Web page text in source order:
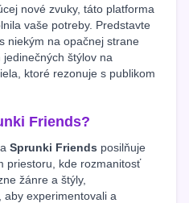
nové zvuky, táto platforma
vaše potreby. Predstavte
niekým na opačnej strane
štýlov na
ktoré rezonuje s publikom
Friends?
Sprunki Friends posilňuje
priestoru, kde rozmanitosť
žánre a štýly,
aby experimentovali a